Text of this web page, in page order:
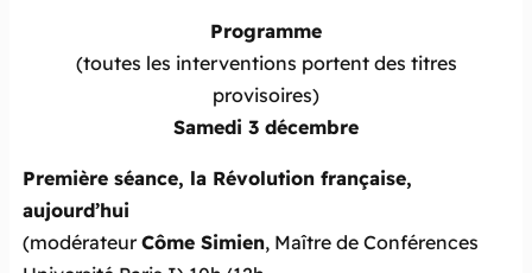
Programme
(toutes les interventions portent des titres
provisoires)
Samedi 3 décembre
Première séance, la Révolution française,
aujourd’hui
(modérateurCôme Simien, Maître de Conférences